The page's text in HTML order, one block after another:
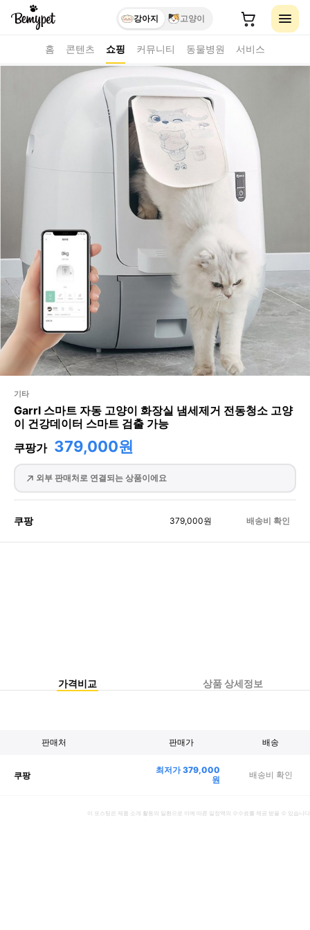
강아지 고양이
홈 콘텐츠 쇼핑 커뮤니티 동물병원 서비스
기타
Garrl 스마트 자동 고양이 화장실 냄세제거 전동청소 고양
이 건강데이터 스마트 검출 가능
쿠팡가 379,000원
외부 판매처로 연결되는 상품이에요
쿠팡 379,000원 배송비 확인
가격비교 상품 상세정보
판매처 판매가 배송
쿠팡 최저가379,000
원
배송비 확인
이 포스팅은 제품 소개 활동의 일환으로 이에 따른 일정액의 수수료를 제공 받을 수 있습니다